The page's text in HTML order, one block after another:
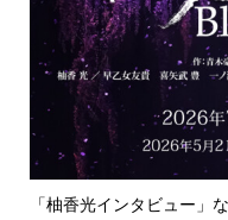
「柚香光インタビュー